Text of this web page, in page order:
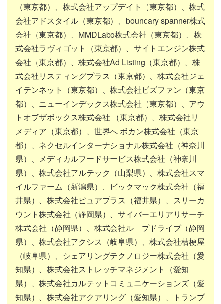
（東京都）、株式会社アップデイト（東京都）、株式
会社アドスタイル（東京都）、boundary spanner株式
会社（東京都）、MMDLabo株式会社（東京都）、株
式会社ラヴィゴット（東京都）、サイトエンジン株式
会社（東京都）、株式会社Ad Listing（東京都）、株
式会社リスティングプラス（東京都）、株式会社ジェ
イテンネット（東京都）、株式会社ビズファン（東京
都）、ニューインデックス株式会社（東京都）、アウ
トオブザボックス株式会社 （東京都）、株式会社リ
メディア（東京都）、世界へ ボカン株式会社（東京
都）、ネクセルインターナショナル株式会社（神奈川
県）、メディカルフードサービス株式会社（神奈川
県）、株式会社アルテック（山梨県）、株式会社スマ
イルファーム（新潟県）、ビックマック株式会社（福
井県）、株式会社ピュアプラス（福井県）、スリーカ
ウント株式会社（静岡県）、サイバーエリアリサーチ
株式会社（静岡県）、株式会社ループドライブ（静岡
県）、株式会社アクシス（岐阜県）、株式会社桔梗屋
（岐阜県）、シェアリングテクノロジー株式会社（愛
知県）、株式会社ストレッチマネジメント（愛知
県）、株式会社カルテットコミュニケーションズ（愛
知県）、株式会社アクアリング（愛知県）、トランプ